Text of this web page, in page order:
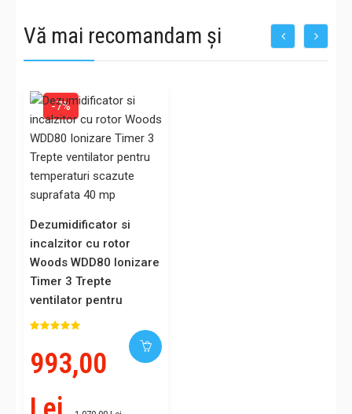
Vă mai recomandam și
-7%
Dezumidificator si
incalzitor cu rotor
Woods WDD80 Ionizare
Timer 3 Trepte
ventilator pentru
temperaturi scazute
993,00